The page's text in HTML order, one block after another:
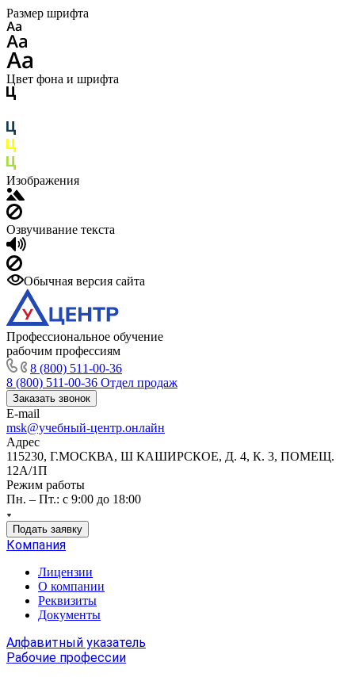
Размер шрифта
Цвет фона и шрифта
Изображения
Озвучивание текста
Обычная версия сайта
Профессиональное обучение
рабочим профессиям
8 (800) 511-00-36
8 (800) 511-00-36 Отдел продаж
Заказать звонок
E-mail
msk@учебный-центр.онлайн
Адрес
115230, Г.МОСКВА, Ш КАШИРСКОЕ, Д. 4, К. 3, ПОМЕЩ.
12А/1П
Режим работы
Пн. – Пт.: с 9:00 до 18:00
Подать заявку
Компания
Лицензии
О компании
Реквизиты
Документы
Алфавитный указатель
Рабочие профессии